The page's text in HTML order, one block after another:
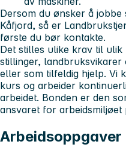
Dersom du ønsker å
Kåfjord, så er
første du bør kontakte.
Det stilles ulike krav til
stillinger, landbruksvikarer
eller som tilfeldig hjelp. Vi
kurs og arbeider
arbeidet. Bonden er den
ansvaret for arbeidsmiljøet
Arbeidsoppgaver